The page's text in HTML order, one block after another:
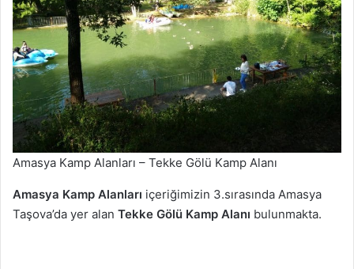
Amasya Kamp Alanları – Tekke Gölü Kamp Alanı
Amasya Kamp Alanları içeriğimizin 3.sırasında Amasya
Taşova’da yer alan Tekke Gölü Kamp Alanı bulunmakta.